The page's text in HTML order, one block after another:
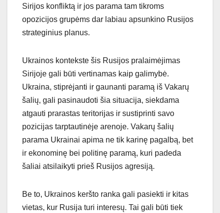
Sirijos konfliktą ir jos parama tam tikroms
opozicijos grupėms dar labiau apsunkino Rusijos
strateginius planus.
Ukrainos kontekste šis Rusijos pralaimėjimas
Sirijoje gali būti vertinamas kaip galimybė.
Ukraina, stiprėjanti ir gaunanti paramą iš Vakarų
šalių, gali pasinaudoti šia situacija, siekdama
atgauti prarastas teritorijas ir sustiprinti savo
pozicijas tarptautinėje arenoje. Vakarų šalių
parama Ukrainai apima ne tik karinę pagalbą, bet
ir ekonominę bei politinę paramą, kuri padeda
šaliai atsilaikyti prieš Rusijos agresiją.
Be to, Ukrainos keršto ranka gali pasiekti ir kitas
vietas, kur Rusija turi interesų. Tai gali būti tiek